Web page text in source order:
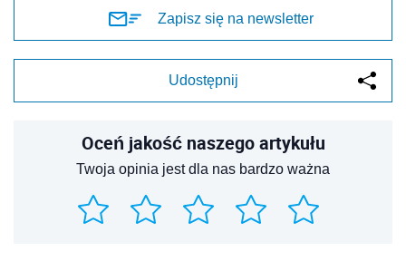
Zapisz się na newsletter
Udostępnij
Oceń jakość naszego artykułu
Twoja opinia jest dla nas bardzo ważna